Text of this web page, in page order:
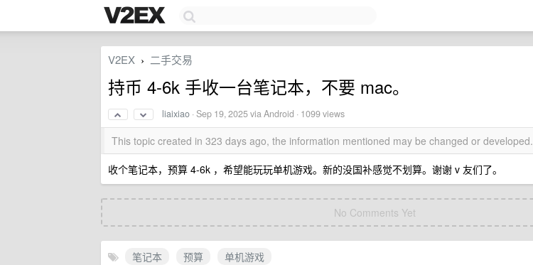
V2EX › 二手交易
持币 4-6k 手收一台笔记本，不要 mac。
liaixiao ·Sep 19, 2025via Android · 1099 views
This topic created in 323 days ago, the information mentioned may be changed or developed.
收个笔记本，预算 4-6k ，希望能玩玩单机游戏。新的没国补感觉不划算。谢谢 v 友们了。
No Comments Yet
笔记本 预算 单机游戏